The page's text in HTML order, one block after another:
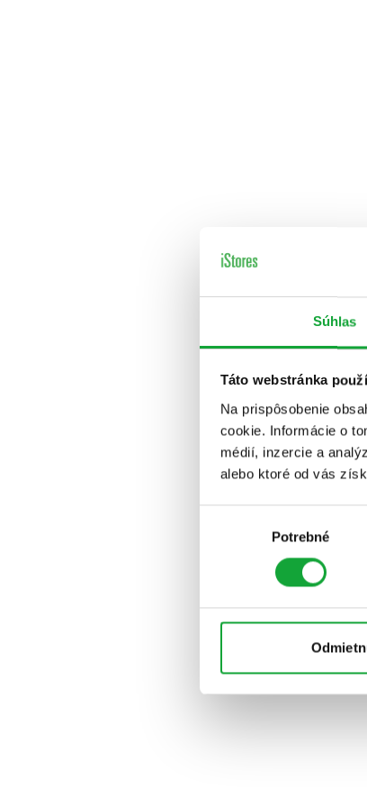
Súhlas
Táto webstránka
Na prispôsobenie
cookie. Informácie o
médií, inzercie a
alebo ktoré od vás
Potrebné